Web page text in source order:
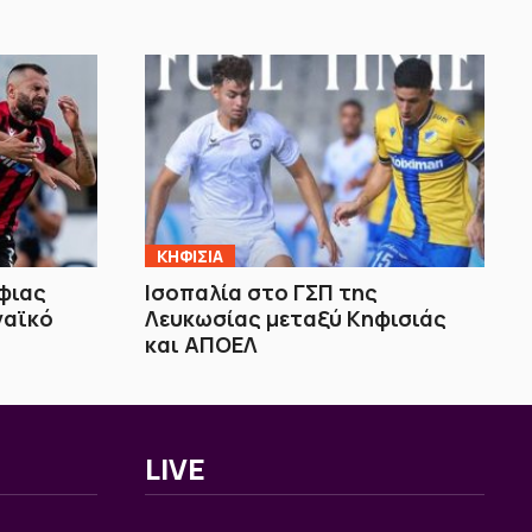
ΚΗΦΙΣΙΑ
Ισοπαλία στο ΓΣΠ της
Λευκωσίας μεταξύ Κηφισιάς
και ΑΠΟΕΛ
LIVE